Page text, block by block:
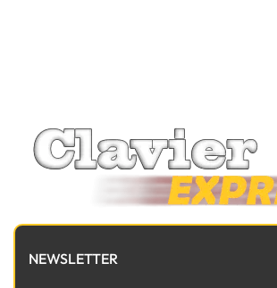
NEWSLETTER